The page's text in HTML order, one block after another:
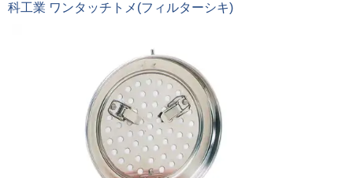
科工業 ワンタッチトメ(フィルターシキ)